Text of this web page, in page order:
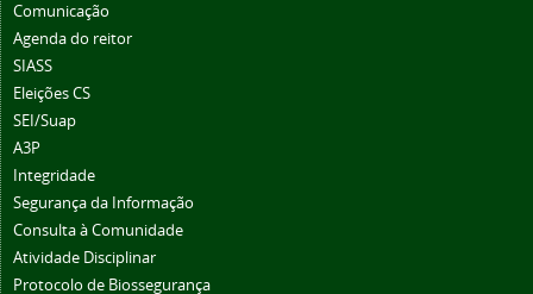
Comunicação
Agenda do reitor
SIASS
Eleições CS
SEI/Suap
A3P
Integridade
Segurança da Informação
Consulta à Comunidade
Atividade Disciplinar
Protocolo de Biossegurança